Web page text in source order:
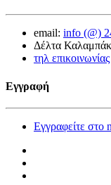
email: info (@)
Δέλτα
τηλ
Εγγραφή
Εγγραφείτε στο